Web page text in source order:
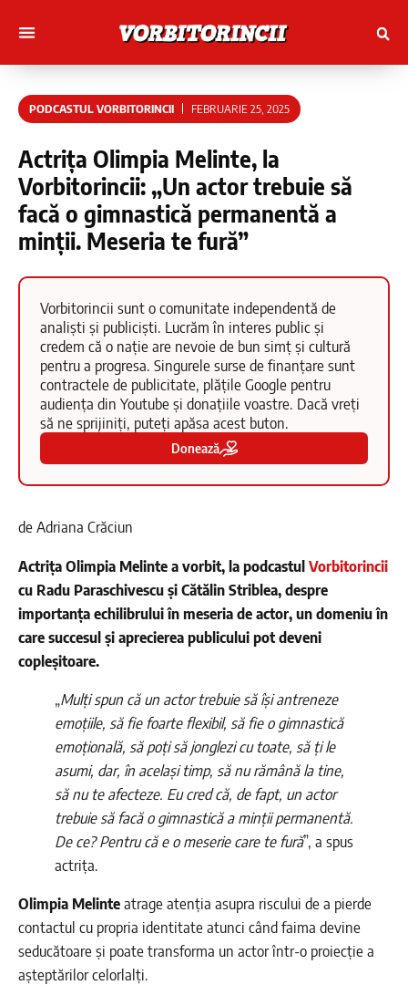
PODCASTUL VORBITORINCII FEBRUARIE 25, 2025
Actrița Olimpia Melinte, la
Vorbitorincii: „Un actor trebuie să
facă o gimnastică permanentă a
minții. Meseria te fură”
Vorbitorincii sunt o comunitate independentă de
analiști și publiciști. Lucrăm în interes public și
credem că o nație are nevoie de bun simț și cultură
pentru a progresa. Singurele surse de finanțare sunt
contractele de publicitate, plățile Google pentru
audiența din Youtube și donațiile voastre. Dacă vreți
să ne sprijiniți, puteți apăsa acest buton.
Donează
de Adriana Crăciun
Actrița Olimpia Melinte a vorbit, la podcastulVorbitorincii
cu Radu Paraschivescu și Cătălin Striblea, despre
importanța echilibrului în meseria de actor, un domeniu în
care succesul și aprecierea publicului pot deveni
copleșitoare.
„Mulți spun că un actor trebuie să își antreneze
emoțiile, să fie foarte flexibil, să fie o gimnastică
emoțională, să poți să jonglezi cu toate, să ți le
asumi, dar, în același timp, să nu rămână la tine,
să nu te afecteze. Eu cred că, de fapt, un actor
trebuie să facă o gimnastică a minții permanentă.
De ce? Pentru că e o meserie care te fură”, a spus
actrița.
Olimpia Melinteatrage atenția asupra riscului de a pierde
contactul cu propria identitate atunci când faima devine
seducătoare și poate transforma un actor într-o proiecție a
așteptărilor celorlalți.